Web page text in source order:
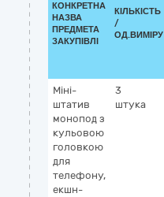
КОНКРЕТНА
НАЗВА
ПРЕДМЕТА
ЗАКУПІВЛІ
КІЛЬКІСТЬ
/
ОД.ВИМІРУ
Міні-
штатив
монопод з
кульовою
головкою
для
телефону,
екшн-
3
штука